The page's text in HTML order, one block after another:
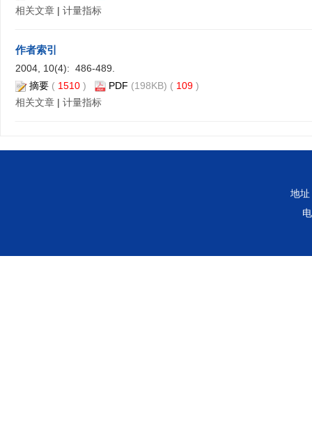
相关文章 | 计量指标
作者索引
2004, 10(4): 486-489.
摘要 ( 1510 ) PDF (198KB) ( 109 )
相关文章 | 计量指标
地